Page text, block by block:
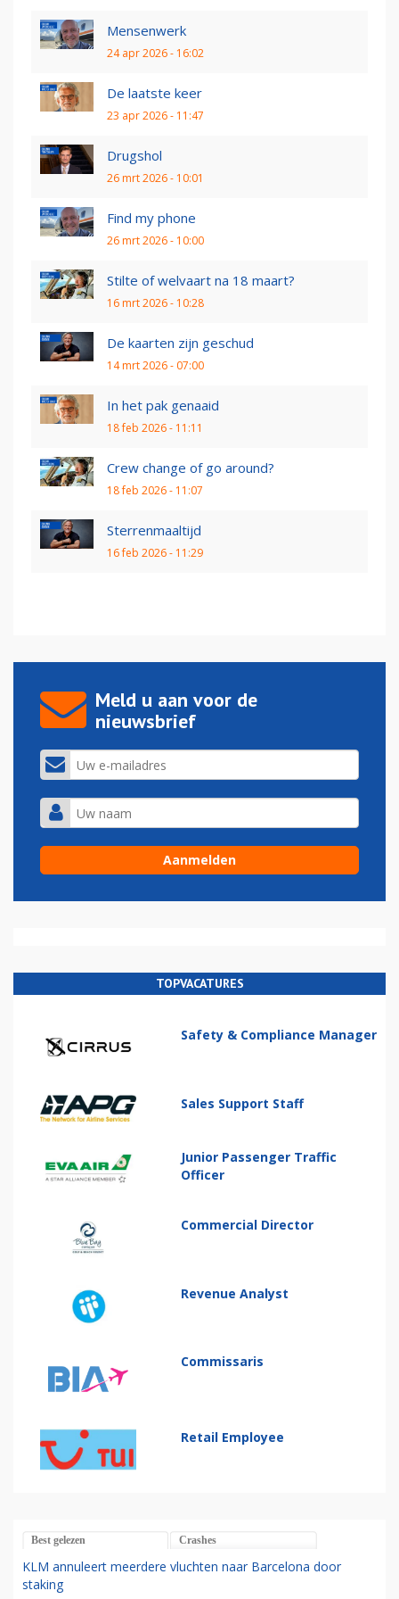
Mensenwerk
24 apr 2026 - 16:02
De laatste keer
23 apr 2026 - 11:47
Drugshol
26 mrt 2026 - 10:01
Find my phone
26 mrt 2026 - 10:00
Stilte of welvaart na 18 maart?
16 mrt 2026 - 10:28
De kaarten zijn geschud
14 mrt 2026 - 07:00
In het pak genaaid
18 feb 2026 - 11:11
Crew change of go around?
18 feb 2026 - 11:07
Sterrenmaaltijd
16 feb 2026 - 11:29
Meld u aan voor de
nieuwsbrief
TOPVACATURES
Safety & Compliance Manager
Sales Support Staff
Junior Passenger Traffic
Officer
Commercial Director
Revenue Analyst
Commissaris
Retail Employee
Best gelezen Crashes
KLM annuleert meerdere vluchten naar Barcelona door
staking